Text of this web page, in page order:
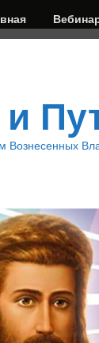
Вознесенных